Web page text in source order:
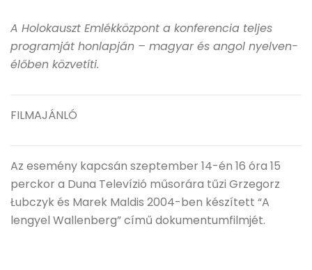
A Holokauszt Emlékközpont a konferencia teljes
programját honlapján – magyar és angol nyelven-
élőben közvetíti.
FILMAJÁNLÓ
Az esemény kapcsán szeptember 14-én 16 óra 15
perckor a Duna Televízió műsorára tűzi Grzegorz
Łubczyk és Marek Maldis 2004-ben készített “A
lengyel Wallenberg” című dokumentumfilmjét.